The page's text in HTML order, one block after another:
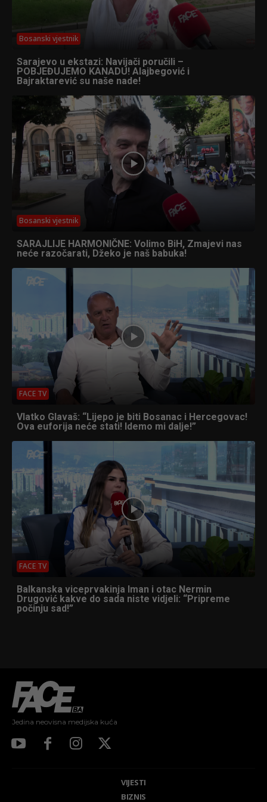
Bosanski vjestnik
Sarajevo u ekstazi: Navijači poručili –
POBJEĐUJEMO KANADU! Alajbegović i
Bajraktarević su naše nade!
Bosanski vjestnik
SARAJLIJE HARMONIČNE: Volimo BiH, Zmajevi nas
neće razočarati, Džeko je naš babuka!
FACE TV
Vlatko Glavaš: “Lijepo je biti Bosanac i Hercegovac!
Ova euforija neće stati! Idemo mi dalje!”
FACE TV
Balkanska viceprvakinja Iman i otac Nermin
Drugović kakve do sada niste vidjeli: “Pripreme
počinju sad!”
Jedina neovisna medijska kuća
VIJESTI
BIZNIS